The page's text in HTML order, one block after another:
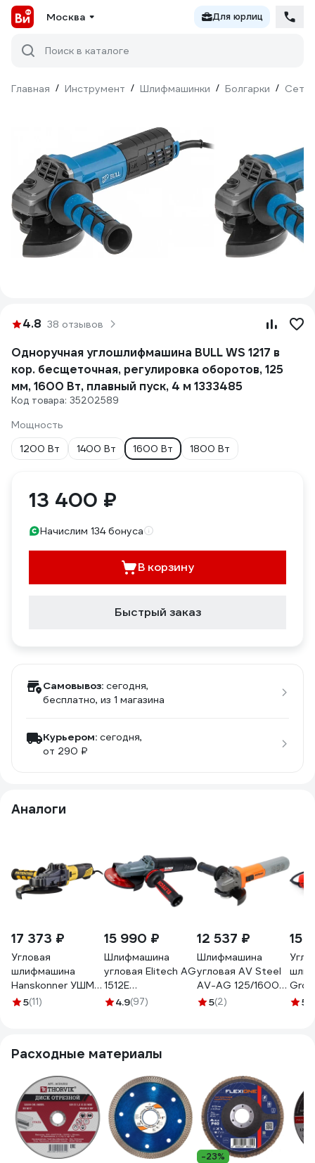
Москва Для юрлиц
Поиск в каталоге
Главная / Инструмент / Шлифмашинки / Болгарки /
4.8 38 отзывов
Одноручная углошлифмашина BULL WS 1217 в
кор. бесщеточная, регулировка оборотов, 125
мм, 1600 Вт, плавный пуск, 4 м 1333485
Код товара: 35202589
Мощность
1200 Вт
1400 Вт 1600 Вт 1800 Вт
13 400 ₽
Начислим 134 бонуса
В корзину
Быстрый заказ
Самовывоз: сегодня,
бесплатно, из 1 магазина
Курьером: сегодня,
от 290 ₽
Аналоги
17 373 ₽
Угловая
шлифмашина
Hanskonner УШМ
PLATINUM, 125мм,
HAG16125E
5(11)
15 990 ₽
Шлифмашина
угловая Elitech AG
1512E
(E2213.052.00) HD
4.9(97)
12 537 ₽
Шлифмашина
угловая AV Steel
AV-AG 125/1600
BL AV-962115
5(2)
15
126
5
Расходные материалы
-23%